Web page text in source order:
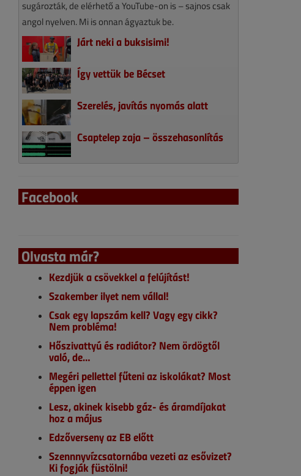
sugározták, de elérhető a YouTube-on is – sajnos csak
angol nyelven. Mi is onnan ágyaztuk be.
Járt neki a buksisimi!
Így vettük be Bécset
Szerelés, javítás nyomás alatt
Csaptelep zaja – összehasonlítás
Facebook
Olvasta már?
Kezdjük a csövekkel a felújítást!
Szakember ilyet nem vállal!
Csak egy lapszám kell? Vagy egy cikk?
Nem probléma!
Hőszivattyú és radiátor? Nem ördögtől
való, de…
Megéri pellettel fűteni az iskolákat? Most
éppen igen
Lesz, akinek kisebb gáz- és áramdíjakat
hoz a május
Edzőverseny az EB előtt
Szennnyvízcsatornába vezeti az esővizet?
Ki fogják füstölni!